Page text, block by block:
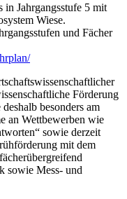
Jahrgangsstufe 5 mit
Wiese.
und Fächer
Förderung
besonders am
an Wettbewerben wie
sowie derzeit
mit dem
sowie Mess- und